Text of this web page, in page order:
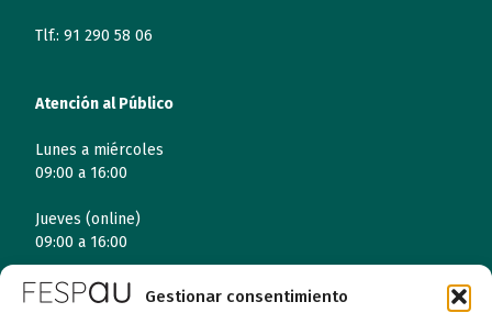
Gestionar consentimiento
Tlf.: 91 290 58 06
Atención al Público
Lunes a miércoles
09:00 a 16:00
Jueves (online)
09:00 a 16:00
Viernes (online)